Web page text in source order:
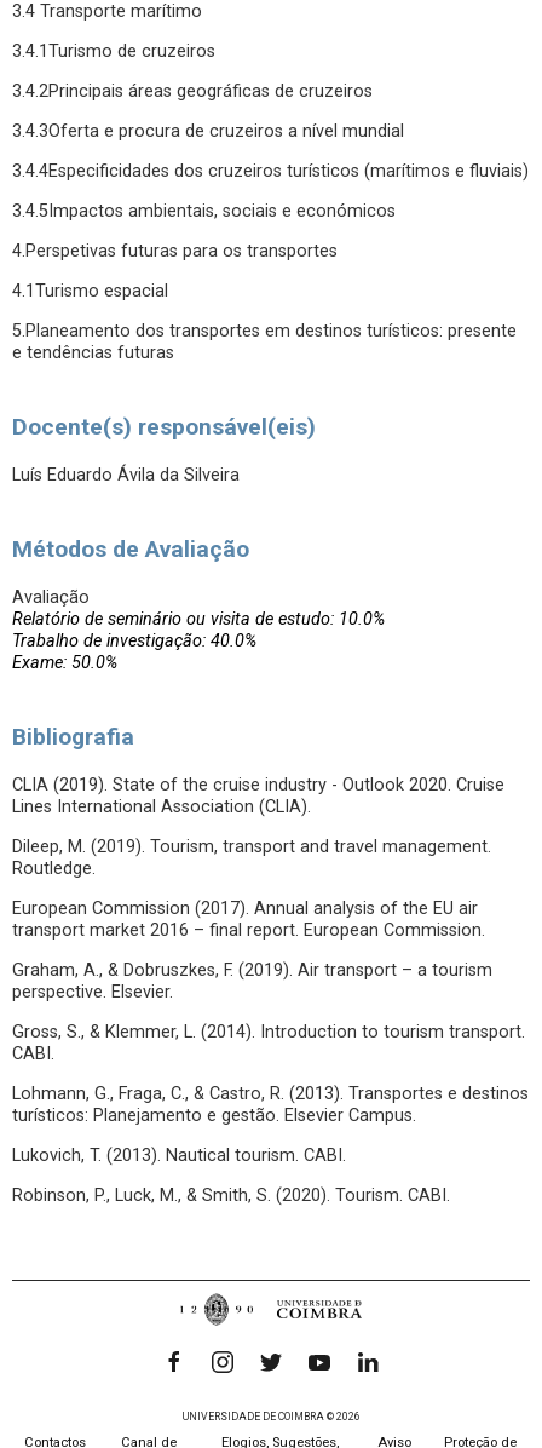
3.4 Transporte marítimo
3.4.1Turismo de cruzeiros
3.4.2Principais áreas geográficas de cruzeiros
3.4.3Oferta e procura de cruzeiros a nível mundial
3.4.4Especificidades dos cruzeiros turísticos (marítimos e fluviais)
3.4.5Impactos ambientais, sociais e económicos
4.Perspetivas futuras para os transportes
4.1Turismo espacial
5.Planeamento dos transportes em destinos turísticos: presente
e tendências futuras
Docente(s) responsável(eis)
Luís Eduardo Ávila da Silveira
Métodos de Avaliação
Avaliação
Relatório de seminário ou visita de estudo: 10.0%
Trabalho de investigação: 40.0%
Exame: 50.0%
Bibliografia
CLIA (2019). State of the cruise industry - Outlook 2020. Cruise
Lines International Association (CLIA).
Dileep, M. (2019). Tourism, transport and travel management.
Routledge.
European Commission (2017). Annual analysis of the EU air
transport market 2016 – final report. European Commission.
Graham, A., & Dobruszkes, F. (2019). Air transport – a tourism
perspective. Elsevier.
Gross, S., & Klemmer, L. (2014). Introduction to tourism transport.
CABI.
Lohmann, G., Fraga, C., & Castro, R. (2013). Transportes e destinos
turísticos: Planejamento e gestão. Elsevier Campus.
Lukovich, T. (2013). Nautical tourism. CABI.
Robinson, P., Luck, M., & Smith, S. (2020). Tourism. CABI.
UNIVERSIDADE DE COIMBRA © 2026
Contactos Canal de Elogios, Sugestões, Aviso Proteção de